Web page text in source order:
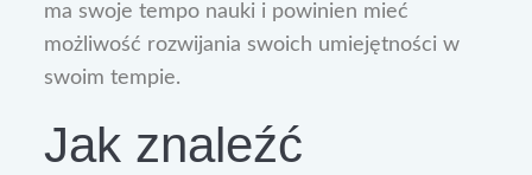
ma swoje tempo nauki i powinien mieć
możliwość rozwijania swoich umiejętności w
swoim tempie.
Jak znaleźć